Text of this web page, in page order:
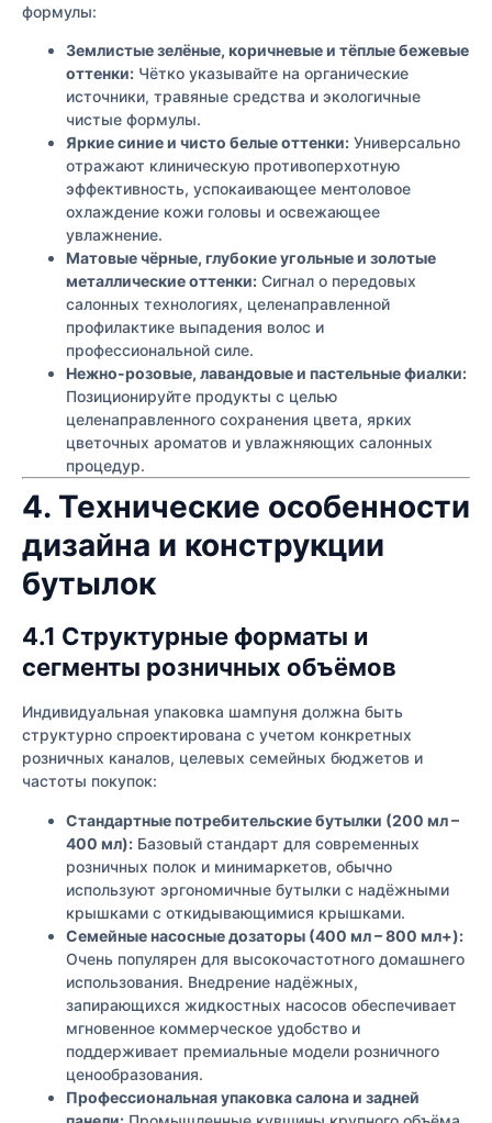
формулы:
Землистые зелёные, коричневые и тёплые бежевые
оттенки: Чётко указывайте на органические
источники, травяные средства и экологичные
чистые формулы.
Яркие синие и чисто белые оттенки: Универсально
отражают клиническую противоперхотную
эффективность, успокаивающее ментоловое
охлаждение кожи головы и освежающее
увлажнение.
Матовые чёрные, глубокие угольные и золотые
металлические оттенки: Сигнал о передовых
салонных технологиях, целенаправленной
профилактике выпадения волос и
профессиональной силе.
Нежно-розовые, лавандовые и пастельные фиалки:
Позиционируйте продукты с целью
целенаправленного сохранения цвета, ярких
цветочных ароматов и увлажняющих салонных
процедур.
4. Технические особенности
дизайна и конструкции
бутылок
4.1 Структурные форматы и
сегменты розничных объёмов
Индивидуальная упаковка шампуня должна быть
структурно спроектирована с учетом конкретных
розничных каналов, целевых семейных бюджетов и
частоты покупок:
Стандартные потребительские бутылки (200 мл –
400 мл): Базовый стандарт для современных
розничных полок и минимаркетов, обычно
используют эргономичные бутылки с надёжными
крышками с откидывающимися крышками.
Семейные насосные дозаторы (400 мл – 800 мл+):
Очень популярен для высокочастотного домашнего
использования. Внедрение надёжных,
запирающихся жидкостных насосов обеспечивает
мгновенное коммерческое удобство и
поддерживает премиальные модели розничного
ценообразования.
Профессиональная упаковка салона и задней